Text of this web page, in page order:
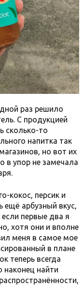
раз решило
С продукцией
сколько-то
напитка так
но вот их
в упор не замечала
кокос, персик и
ещё арбузный вкус,
первые два я
хотя они и вполне
меня в самое мое
в плане
теперь всегда
наконец найти